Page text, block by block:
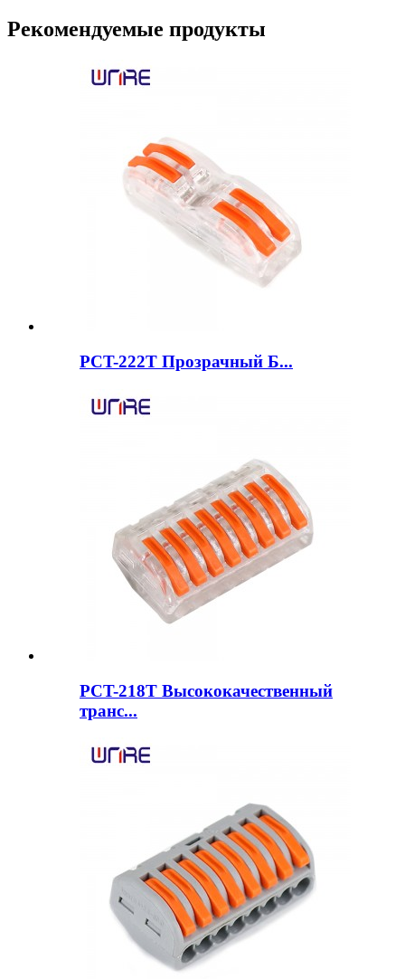
Рекомендуемые продукты
PCT-222T Прозрачный Б...
PCT-218T Высококачественный
транс...